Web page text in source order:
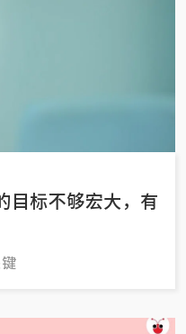
目标不够宏大，有